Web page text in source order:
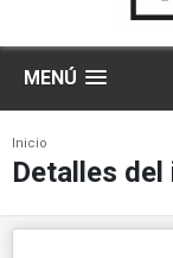
MENÚ
Inicio
Detalles del